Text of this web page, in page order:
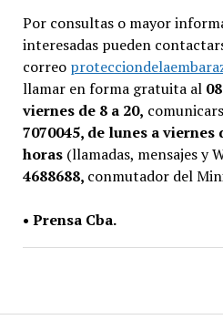
Por consultas o mayor
interesadas pueden
correo
llamar en forma gratuita al
viernes de 8 a 20,
7070045, de lunes a viernes
horas(llamadas, mensajes y
4688688, conmutador del
• Prensa Cba.